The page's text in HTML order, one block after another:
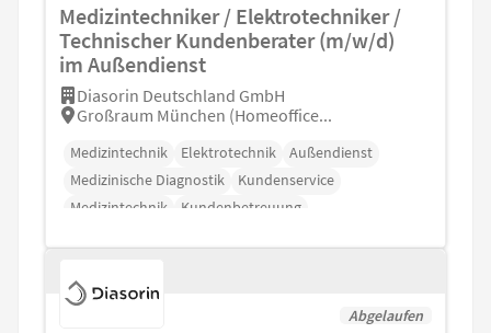
Medizintechniker / Elektrotechniker /
Technischer Kundenberater (m/w/d)
im Außendienst
Diasorin Deutschland GmbH
Großraum München (Homeoffice...
Medizintechnik Elektrotechnik
Außendienst
Medizinische Diagnostik
Kundenservice
Medizintechnik
Kundenbetreuung
Abgelaufen